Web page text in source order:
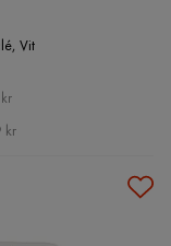
Vit
kr